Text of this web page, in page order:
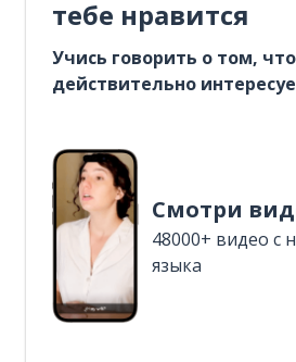
тебе нравится
Учись говорить о том,
действительно
Смотри
48000+ видео с
языка